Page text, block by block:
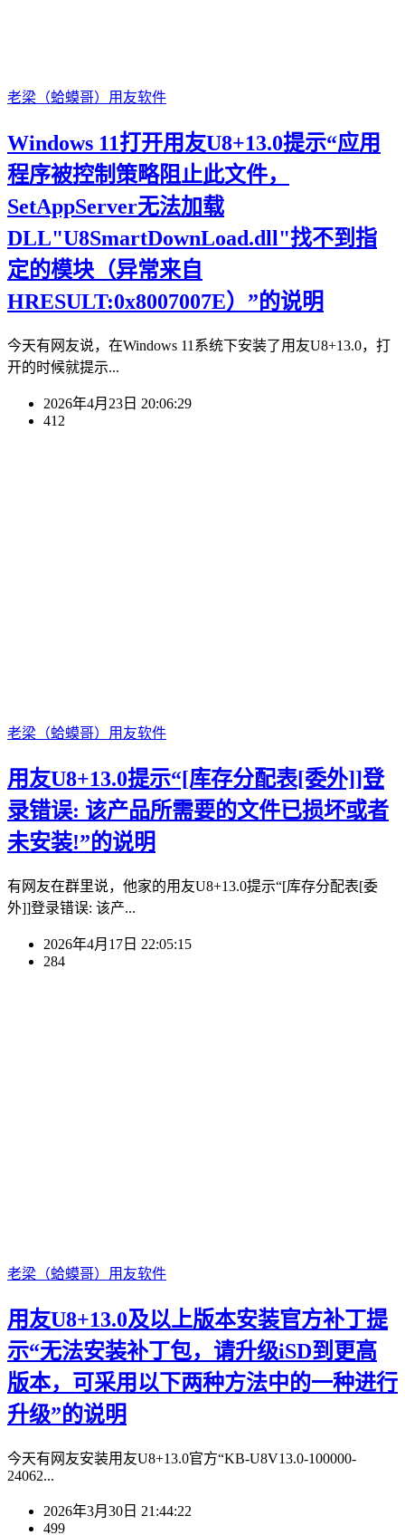
老梁（蛤蟆哥） 用友软件
Windows 11打开用友U8+13.0提示“应用
程序被控制策略阻止此文件，
SetAppServer无法加载
DLL"U8SmartDownLoad.dll"找不到指
定的模块（异常来自
HRESULT:0x8007007E）”的说明
今天有网友说，在Windows 11系统下安装了用友U8+13.0，打
开的时候就提示...
2026年4月23日 20:06:29
412
老梁（蛤蟆哥） 用友软件
用友U8+13.0提示“[库存分配表[委外]]登
录错误: 该产品所需要的文件已损坏或者
未安装!”的说明
有网友在群里说，他家的用友U8+13.0提示“[库存分配表[委
外]]登录错误: 该产...
2026年4月17日 22:05:15
284
老梁（蛤蟆哥） 用友软件
用友U8+13.0及以上版本安装官方补丁提
示“无法安装补丁包，请升级iSD到更高
版本，可采用以下两种方法中的一种进行
升级”的说明
今天有网友安装用友U8+13.0官方“KB-U8V13.0-100000-
24062...
2026年3月30日 21:44:22
499